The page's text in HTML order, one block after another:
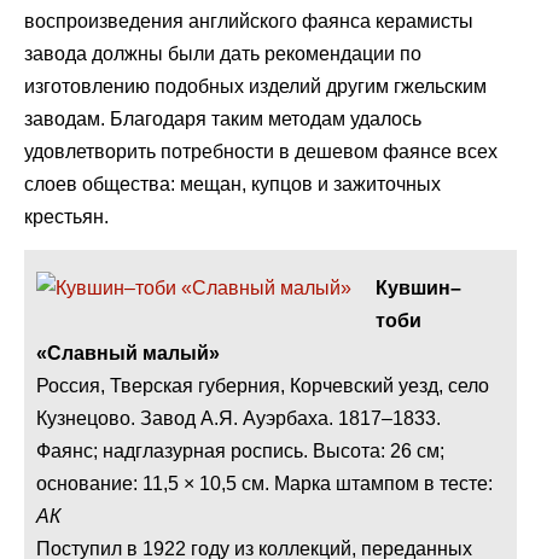
воспроизведения английского фаянса керамисты
завода должны были дать рекомендации по
изготовлению подобных изделий другим гжельским
заводам. Благодаря таким методам удалось
удовлетворить потребности в дешевом фаянсе всех
слоев общества: мещан, купцов и зажиточных
крестьян.
Кувшин–
тоби
«Славный малый»
Россия, Тверская губерния, Корчевский уезд, село
Кузнецово. Завод А.Я. Ауэрбаха. 1817–1833.
Фаянс; надглазурная роспись. Высота: 26 см;
основание: 11,5 × 10,5 см. Марка штампом в тесте:
АК
Поступил в 1922 году из коллекций, переданных